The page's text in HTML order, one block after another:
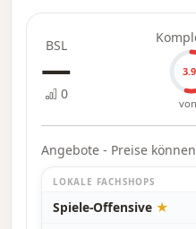
die Spieler alle
Wohlstand und die
florierenden
Beschreibung des
BSL
—
0
Angebote - Preise
LOKALE FACHSHOPS
Spiele-Offensive ★